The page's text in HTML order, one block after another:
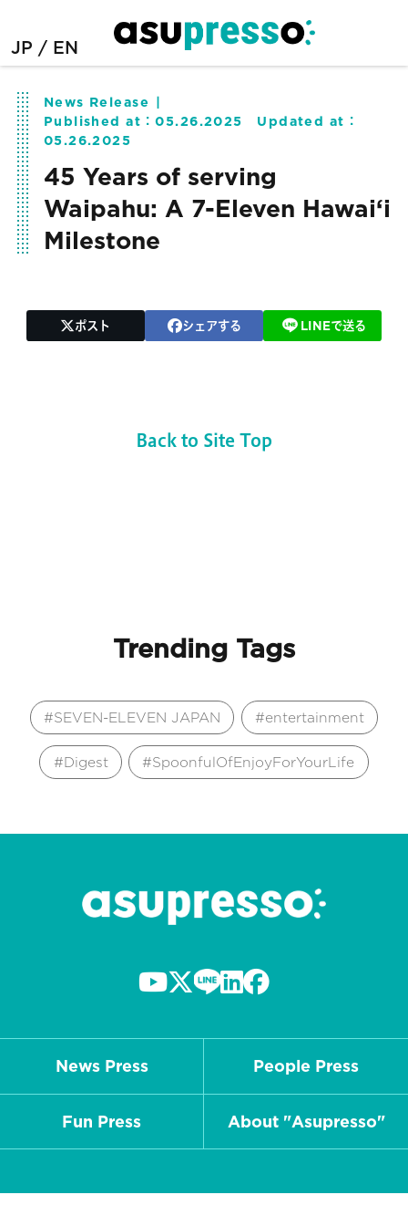
JP EN
News Release
Published at：05.26.2025
Updated at：
05.26.2025
45 Years of serving
Waipahu: A 7-Eleven Hawai‘i
Milestone
ポスト シェアする LINEで送る
Back to Site Top
Trending Tags
SEVEN-ELEVEN JAPAN entertainment
Digest SpoonfulOfEnjoyForYourLife
News Press People Press
Fun Press About "Asupresso"